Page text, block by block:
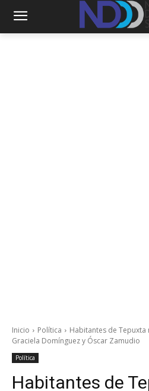
Inicio Política
Habitantes de
Graciela Domínguez y Óscar Zamudio
Política
Habitantes de